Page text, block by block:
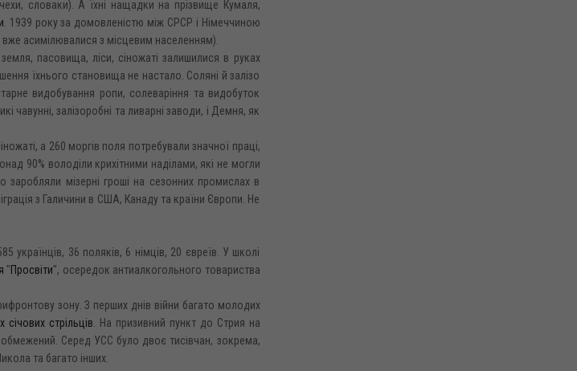
чехи, словаки). А їхні нащадки на прізвище Кумаля,
. 1939 року за домовленістю між СРСР і Німеччиною
вже асимілювалися з місцевим населенням).
пасовища, ліси, сіножаті залишилися в руках
їхнього становища не настало. Соляні й залізо
видобування ропи, солеваріння та видобуток
чавунні, залізоробні та ливарні заводи, і Демня, як
а 260 моргів поля потребували значної праці,
90% володіли крихітними наділами, які не могли
мізерні гроші на сезонних промислах в
з Галичини в США, Канаду та країни Європи. Не
36 поляків, 6 німців, 20 євреїв. У школі
"Просвіти", осередок антиалкогольного товариства
зону. З перших днів війни багато молодих
січових стрільців . На призивний пункт до Стрия на
Серед УСС було двоє тисівчан, зокрема,
та багато інших.